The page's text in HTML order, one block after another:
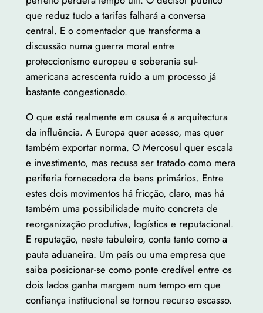
que reduz tudo a tarifas falhará a conversa
central. E o comentador que transforma a
discussão numa guerra moral entre
proteccionismo europeu e soberania sul-
americana acrescenta ruído a um processo já
bastante congestionado.
O que está realmente em causa é a arquitectura
da influência. A Europa quer acesso, mas quer
também exportar norma. O Mercosul quer escala
e investimento, mas recusa ser tratado como mera
periferia fornecedora de bens primários. Entre
estes dois movimentos há fricção, claro, mas há
também uma possibilidade muito concreta de
reorganização produtiva, logística e reputacional.
E reputação, neste tabuleiro, conta tanto como a
pauta aduaneira. Um país ou uma empresa que
saiba posicionar-se como ponte credível entre os
dois lados ganha margem num tempo em que
confiança institucional se tornou recurso escasso.